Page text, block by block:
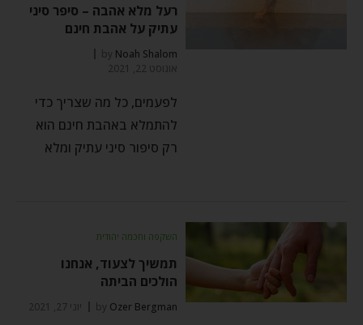
רעל מלא אהבה – סיפר סיני
עתיק על אהבת חינם
by Noah Shalom
אוגוסט 22, 2021
לפעמים, כל מה שצריך כדי
להתמלא באהבת חינם הוא
רק סיפור סיני עתיק ומלא
השקפה וחכמה יהודית
תמשיך לצעוד, אנחנו
הולכים הביתה
by Ozer Bergman יוני 27, 2021